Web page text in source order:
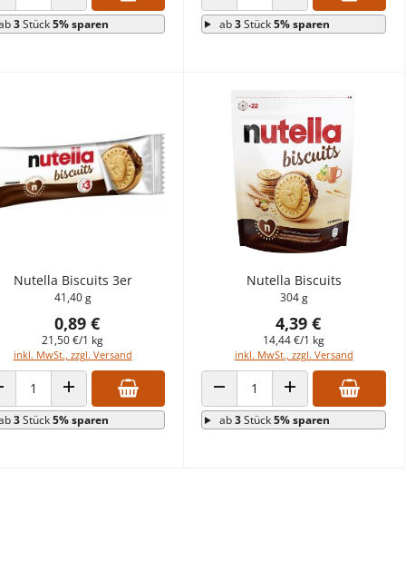
VERRINGERN
ANZAHL ERHÖHEN
3Stück5% sparen
ANZAHL VERRINGERNANZAHL ERHÖHEN
ab3Stück5% sparen
Nutella Biscuits 3er
41,40 g
0,89 €
21,50 €/1 kg
inkl. MwSt., zzgl. Versand
VERRINGERN
ANZAHL ERHÖHEN
3Stück5% sparen
Nutella Biscuits
304 g
4,39 €
14,44 €/1 kg
inkl. MwSt., zzgl. Versand
ANZAHL VERRINGERNANZAHL ERHÖHEN
ab3Stück5% sparen